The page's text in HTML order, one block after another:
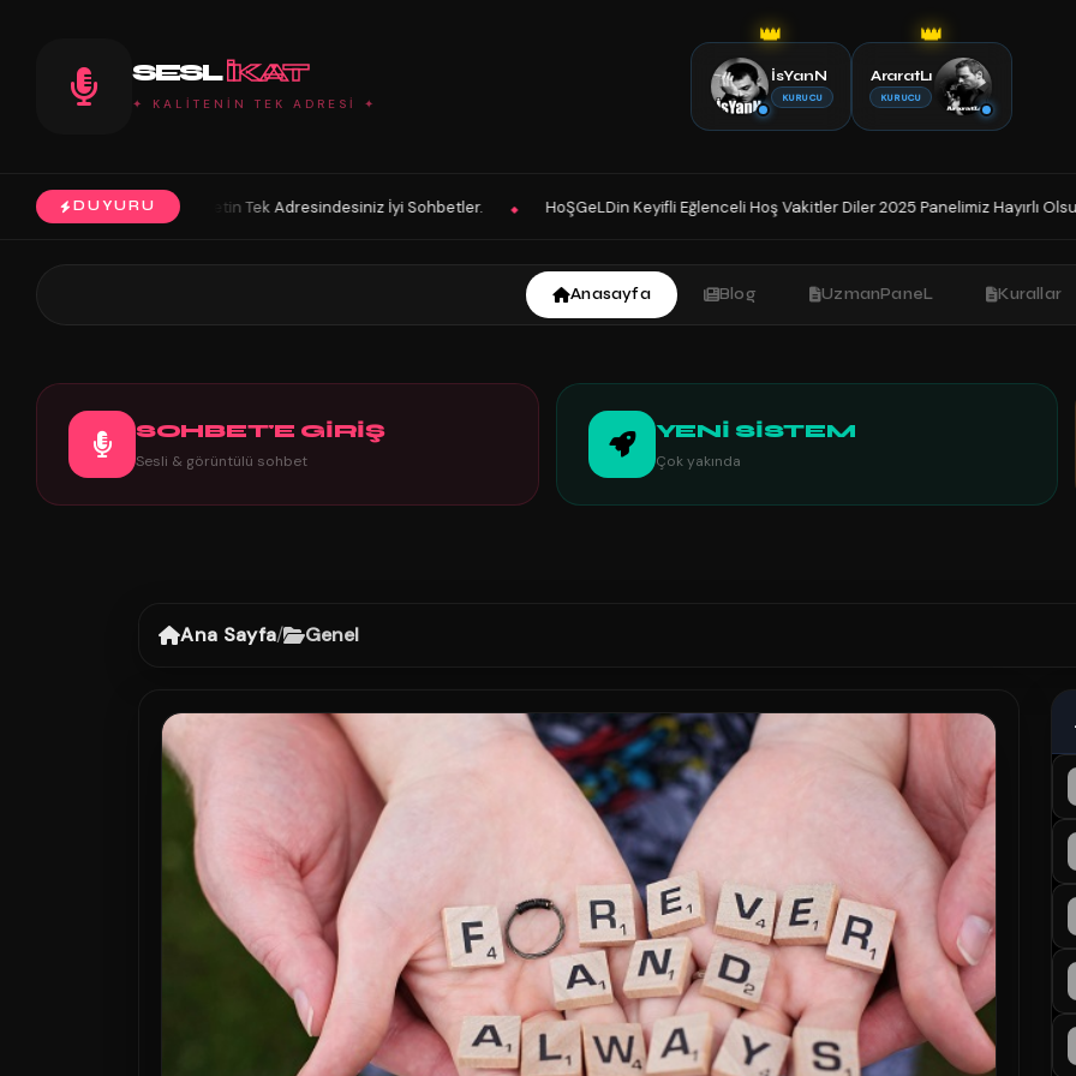
SESL IKAT
✦ KALİTENİN TEK ADRESİ ✦
👑
İsYanN
KURUCU
👑
AraratLı
KURUCU
DUYURU
Tek Adresindesiniz İyi Sohbetler. ◆ HoŞGeLDin Keyifli Eğlenceli Hoş Vakitler Diler 2025 Panelimiz Hayırlı Olsun. Sohbetin Tek
Anasayfa Blog UzmanPaneL Kurallar
SOHBET'E GİRİŞ
Sesli & görüntülü sohbet
YENİ SİSTEM
Çok yakında
Ana Sayfa/ Genel